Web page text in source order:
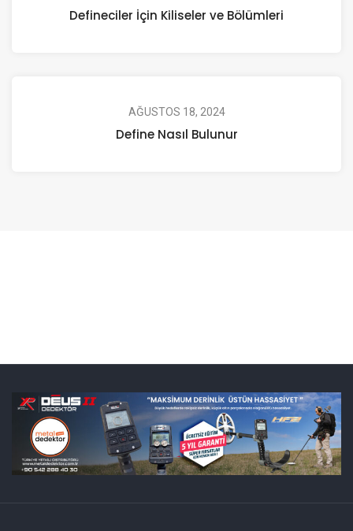
Defineciler İçin Kiliseler ve Bölümleri
AĞUSTOS 18, 2024
Define Nasıl Bulunur